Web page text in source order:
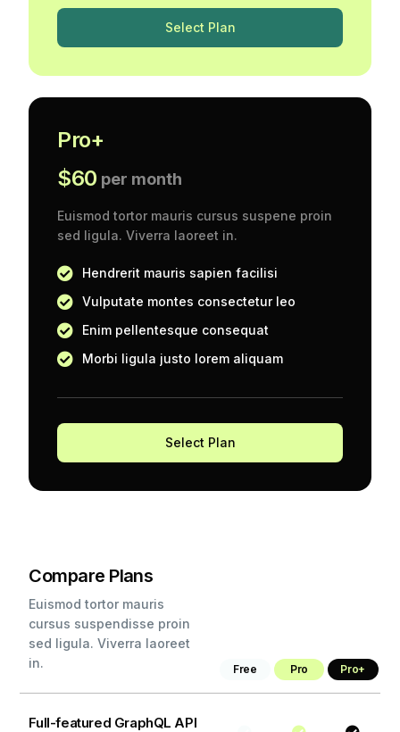
Select Plan
Pro+
$60 per month
Euismod tortor mauris cursus suspene proin
sed ligula. Viverra laoreet in.
Hendrerit mauris sapien facilisi
Vulputate montes consectetur leo
Enim pellentesque consequat
Morbi ligula justo lorem aliquam
Select Plan
Compare Plans
Euismod tortor mauris
cursus suspendisse proin
sed ligula. Viverra laoreet
in.
Free Pro Pro+
Full-featured GraphQL API